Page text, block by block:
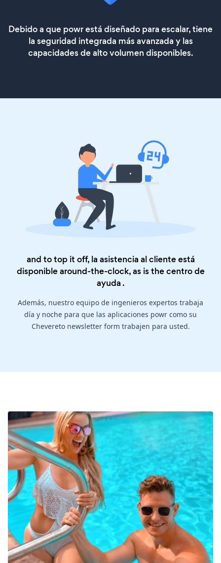
Debido a que powr está diseñado para escalar, tiene
la seguridad integrada más avanzada y las
capacidades de alto volumen disponibles.
and to top it off, la asistencia al cliente está
disponible around-the-clock, as is thecentro de
ayuda .
Además, nuestro equipo de ingenieros expertos trabaja
día y noche para que las aplicaciones powr como su
Chevereto newsletter form trabajen para usted.